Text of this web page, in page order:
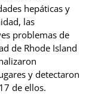
hepáticas y
las
problemas de
de Rhode Island
y detectaron
de ellos.